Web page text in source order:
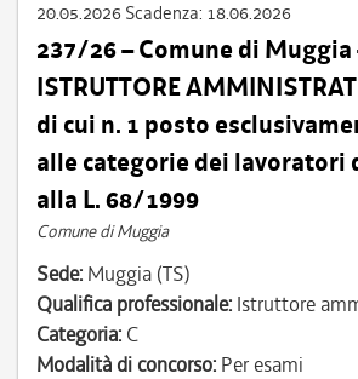
20.05.2026 Scadenza: 18.06.2026
237/26 – Comune di Muggia
ISTRUTTORE
di cui n. 1 posto
alle categorie dei lavoratori
alla L. 68/1999
Comune di Muggia
Sede: Muggia (TS)
Qualifica professionale: Istruttore
Categoria: C
Modalità di concorso: Per esami